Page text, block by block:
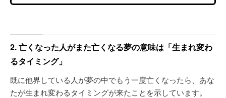
2. 亡くなった人がまた亡くなる夢の意味は「生まれ変わ
るタイミング」
既に他界している人が夢の中でもう一度亡くなったら、あな
たが生まれ変わるタイミングが来たことを示しています。